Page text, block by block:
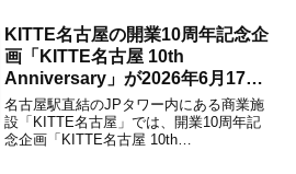
KITTE名古屋の開業10周年記念企
画「KITTE名古屋 10th
Anniversary」が2026年6月17日
よりスタート 名古屋港水族館や
クッピーラムネとの限定コラボも
開催 注目企画は？【名古屋駅】
名古屋駅直結のJPタワー内にある商業施
設「KITTE名古屋」では、開業10周年記
念企画「KITTE名古屋 10th